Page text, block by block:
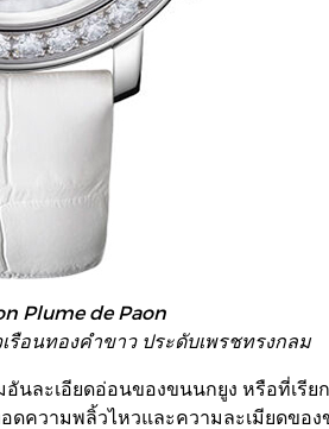
Plume de Paon
อนทองคำขาว ประดับเพรชทรงกลม
นละเอียดอ่อนของขนนกยูง หรือที่เรี
ดความพลิ้วไหวและความละเมียดข